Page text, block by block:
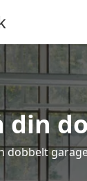
din
dobbelt